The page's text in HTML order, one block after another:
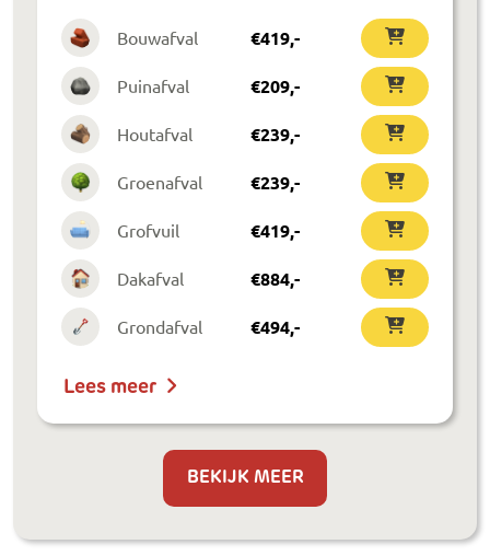
Bouwafval €419,-
Puinafval €209,-
Houtafval €239,-
Groenafval €239,-
Grofvuil €419,-
Dakafval €884,-
Grondafval €494,-
Lees meer
BEKIJK MEER